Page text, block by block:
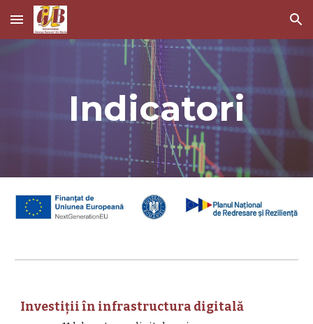
Skip to main content Skip to navigation
Indicatori
Investiții în infrastructura digitală